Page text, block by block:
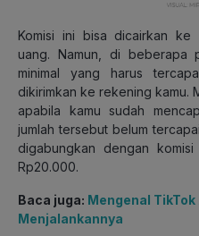
Komisi ini bisa dicairkan ke
uang. Namun, di beberapa
minimal yang harus
dikirimkan ke rekening kamu.
apabila kamu sudah
jumlah tersebut belum
digabungkan dengan
Rp20.000.
Baca juga: Mengenal
Menjalankannya